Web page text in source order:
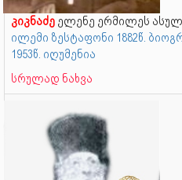
კიკნაძე ელენე ერმილეს
ილემი ზესტაფონი 1882წ.
1953წ. იღუმენია
სრულად ნახვა